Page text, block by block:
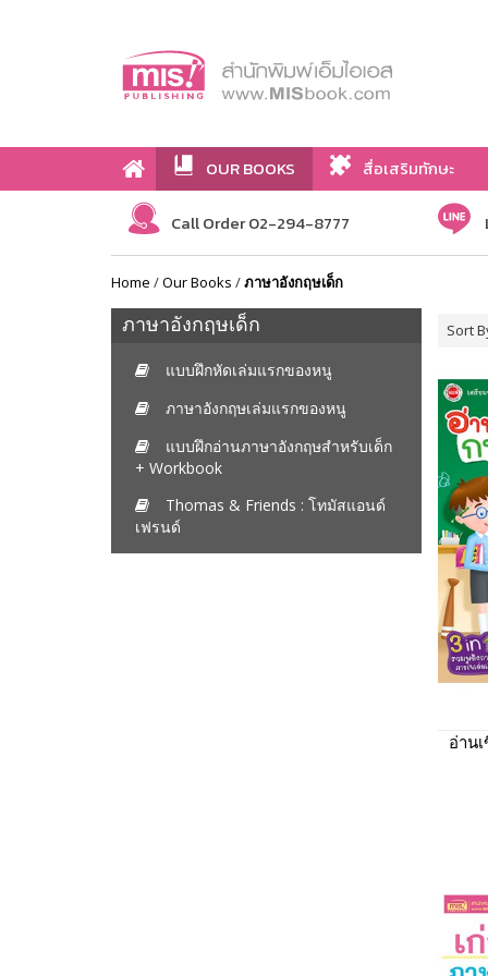
OUR BOOKS สื่อเสริมทักษะ
Call Order 02-294-8777
Home /Our Books /ภาษาอังกฤษเด็ก
ภาษาอังกฤษเด็ก
แบบฝึกหัดเล่มแรกของหนู
ภาษาอังกฤษเล่มแรกของหนู
แบบฝึกอ่านภาษาอังกฤษสำหรับเด็ก
+ Workbook
Thomas & Friends : โทมัสแอนด์
เฟรนด์
Sort
อ่าน